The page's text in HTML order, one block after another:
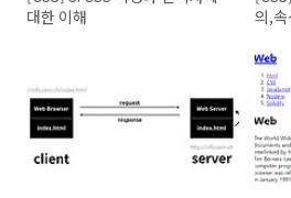
대한 이해
의,